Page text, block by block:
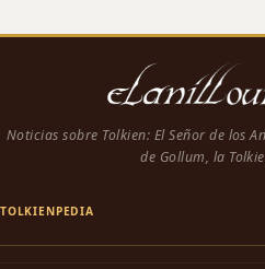
Noticias sobre Tolkien: El Señor de los
de Gollum, la
TOLKIENPEDIA